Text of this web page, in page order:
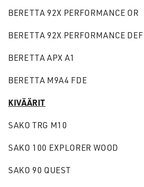
BERETTA 92X PERFORMANCE OR
BERETTA 92X PERFORMANCE DEF
BERETTA APX A1
BERETTA M9A4 FDE
KIVÄÄRIT
SAKO TRG M10
SAKO 100 EXPLORER WOOD
SAKO 90 QUEST